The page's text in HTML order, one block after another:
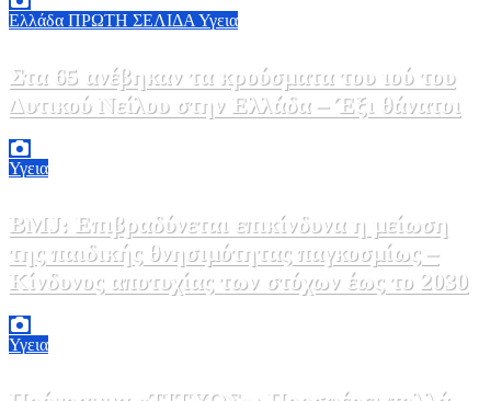
Ελλάδα ΠΡΩΤΗ ΣΕΛΙΔΑ Υγεια
Στα 65 ανέβηκαν τα κρούσματα του ιού του
Δυτικού Νείλου στην Ελλάδα – Έξι θάνατοι
Υγεια
BMJ: Επιβραδύνεται επικίνδυνα η μείωση
της παιδικής θνησιμότητας παγκοσμίως –
Κίνδυνος αποτυχίας των στόχων έως το 2030
Υγεια